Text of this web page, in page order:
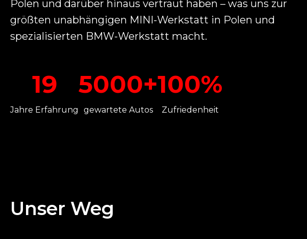
Polen und darüber hinaus vertraut haben – was uns zur
größten unabhängigen MINI-Werkstatt in Polen und
spezialisierten BMW-Werkstatt macht.
19
Jahre Erfahrung
5000+
gewartete Autos
100%
Zufriedenheit
Unser Weg